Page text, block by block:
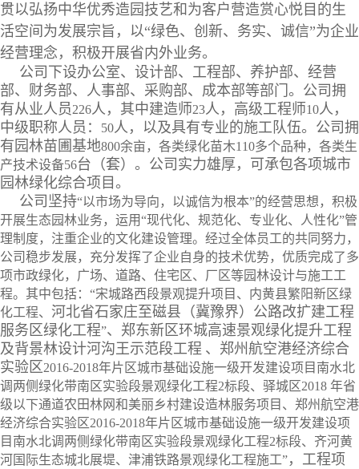
贯以弘扬中华优秀造园技艺和为客户营造赏心悦目的生
活空间为发展宗旨，以“绿色、创新、务实、诚信”为企业
经营理念，积极开展省内外业务。
公司下设办公室、设计部、工程部、养护部、经营
部、财务部、人事部、采购部、成本部等部门。公司拥
有从业人员226人，其中建造师23人，高级工程师10人，
中级职称人员：
50人，以及具有专业的施工队伍。公司拥
有园林苗圃基地800余亩，各类绿化苗木110多个品种，各类生
产技术设备56台（套）。公司实力雄厚，可承包各项城市
园林绿化综合项目。
公司坚持“以市场为导向，以诚信为根本”的经营思想，积极
开展生态园林业务，运用“现代化、规范化、专业化、人性化”管
理制度，注重企业的文化建设管理。经过全体员工的共同努力，
公司稳步发展，充分发挥了企业自身的技术优势，优质完成了多
项市政绿化，广场、道路、住宅区、厂区等园林设计与施工工
程。其中包括：“宋城路西段景观提升项目、内黄县繁阳新区绿
化工程、 河北省石家庄至磁县（冀豫界）公路改扩建工程
服务区绿化工程”、郑东新区环城高速景观绿化提升工程
及背景林设计河沟王示范段工程 、郑州航空港经济综合
实验区2016-2018年片区城市基础设施一级开发建设项目南水北
调两侧绿化带南区实验段景观绿化工程2标段、驿城区2018 年省
级以下通道农田林网和美丽乡村建设造林服务项目、郑州航空港
经济综合实验区2016-2018年片区城市基础设施一级开发建设项
目南水北调两侧绿化带南区实验段景观绿化工程2标段、齐河黄
河国际生态城北展堤、津浦铁路景观绿化工程施工”，工程项